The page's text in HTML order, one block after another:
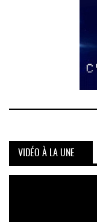
VIDÉO À LA UNE